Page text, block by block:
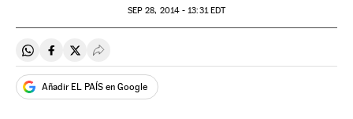
SEP 28, 2014 - 13:31EDT
Compartir en Whatsapp
Compartir en Facebook
Compartir en Twitter
Desplegar Redes Sociales
Añadir EL PAÍS en Google